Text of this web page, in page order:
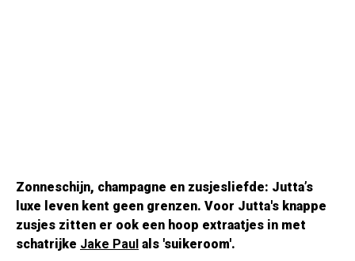
Zonneschijn, champagne en zusjesliefde: Jutta’s
luxe leven kent geen grenzen. Voor Jutta's knappe
zusjes zitten er ook een hoop extraatjes in met
schatrijke Jake Paul als 'suikeroom'.